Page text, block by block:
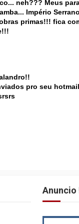
neh??? Meus
Império
primas!!! fica
pro seu
Anuncio